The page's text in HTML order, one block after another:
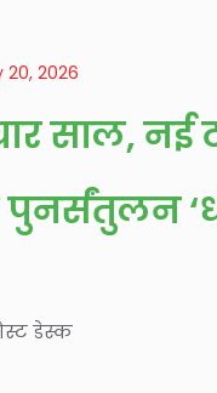
20, 2026
साल, नई
पुनर्संतुलन
डेस्क